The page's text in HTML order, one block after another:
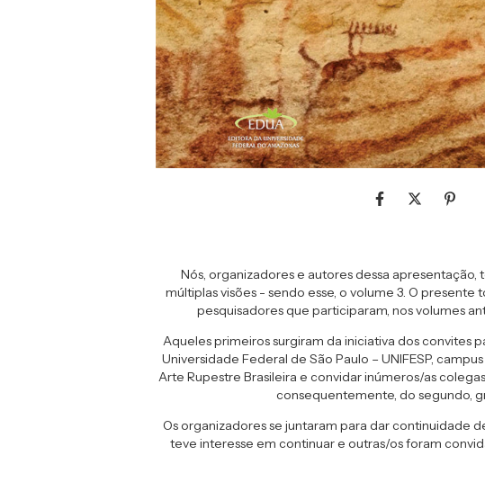
Nós, organizadores e autores dessa
múltiplas visões - sendo esse, o volume 3. O
pesquisadores que participaram, nos volumes
Aqueles primeiros surgiram da iniciativa dos convites
Universidade Federal de São Paulo – UNIFESP,
Arte Rupestre Brasileira e convidar inúmeros/as
consequentemente, do segundo,
Os organizadores se juntaram para dar continuidade
teve interesse em continuar e outras/os foram